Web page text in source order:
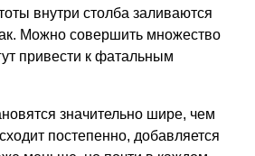
внутри столба заливаются
Можно совершить множество
привести к фатальным
значительно шире, чем
постепенно, добавляется